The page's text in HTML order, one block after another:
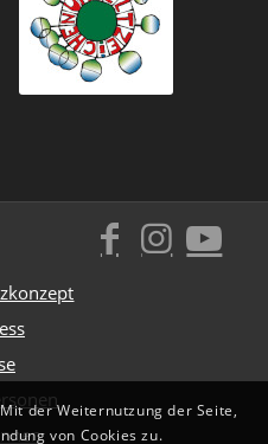
der Weiternutzung der Seite,
von Cookies zu.